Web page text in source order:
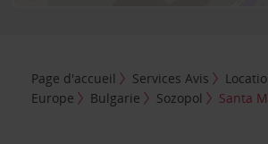
Page d'accueil Services Avis
Europe
Bulgarie Sozopol Santa